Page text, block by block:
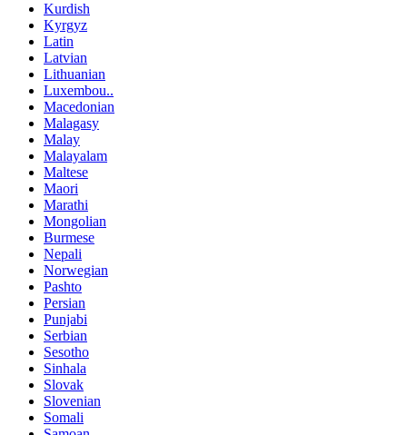
Kurdish
Kyrgyz
Latin
Latvian
Lithuanian
Luxembou..
Macedonian
Malagasy
Malay
Malayalam
Maltese
Maori
Marathi
Mongolian
Burmese
Nepali
Norwegian
Pashto
Persian
Punjabi
Serbian
Sesotho
Sinhala
Slovak
Slovenian
Somali